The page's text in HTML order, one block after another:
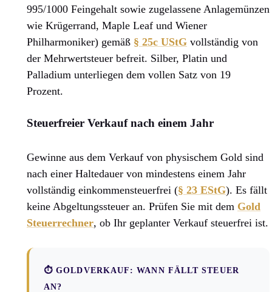
995/1000 Feingehalt sowie zugelassene Anlagemünzen
wie Krügerrand, Maple Leaf und Wiener
Philharmoniker) gemäß § 25c UStG vollständig von
der Mehrwertsteuer befreit. Silber, Platin und
Palladium unterliegen dem vollen Satz von 19
Prozent.
Steuerfreier Verkauf nach einem Jahr
Gewinne aus dem Verkauf von physischem Gold sind
nach einer Haltedauer von mindestens einem Jahr
vollständig einkommensteuerfrei (§ 23 EStG). Es fällt
keine Abgeltungssteuer an. Prüfen Sie mit dem Gold
Steuerrechner, ob Ihr geplanter Verkauf steuerfrei ist.
⏱ GOLDVERKAUF: WANN FÄLLT STEUER
AN?